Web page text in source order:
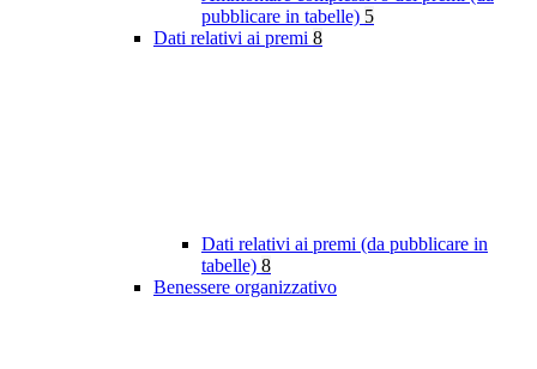
pubblicare in tabelle) 5
Dati relativi ai premi 8
Dati relativi ai premi (da pubblicare in
tabelle) 8
Benessere organizzativo